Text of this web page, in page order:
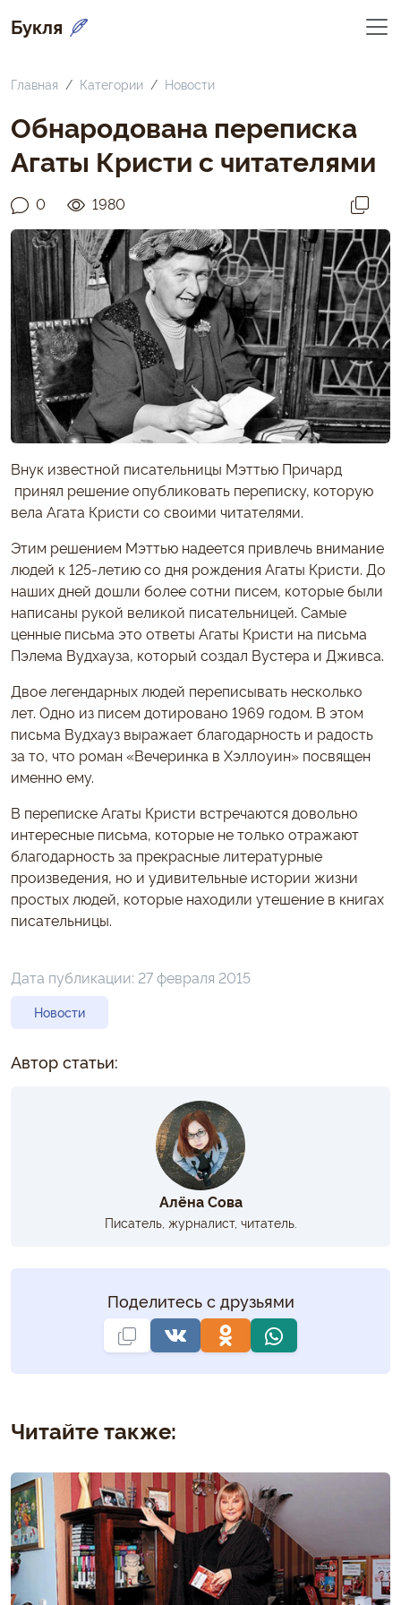
Букля
Главная Категории Новости
Обнародована переписка
Агаты Кристи с читателями
0 1980
Внук известной писательницы Мэттью Причард
принял решение опубликовать переписку, которую
вела Агата Кристи со своими читателями.
Этим решением Мэттью надеется привлечь внимание
людей к 125-летию со дня рождения Агаты Кристи. До
наших дней дошли более сотни писем, которые были
написаны рукой великой писательницей. Самые
ценные письма это ответы Агаты Кристи на письма
Пэлема Вудхауза, который создал Вустера и Дживса.
Двое легендарных людей переписывать несколько
лет. Одно из писем дотировано 1969 годом. В этом
письма Вудхауз выражает благодарность и радость
за то, что роман «Вечеринка в Хэллоуин» посвящен
именно ему.
В переписке Агаты Кристи встречаются довольно
интересные письма, которые не только отражают
благодарность за прекрасные литературные
произведения, но и удивительные истории жизни
простых людей, которые находили утешение в книгах
писательницы.
Дата публикации: 27 февраля 2015
Новости
Автор статьи:
Алёна Сова
Писатель, журналист, читатель.
Поделитесь с друзьями
Читайте также: